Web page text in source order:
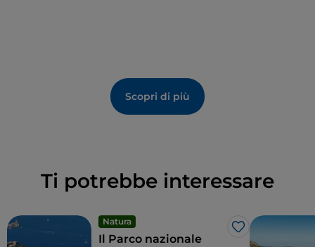
Scopri di più
Ti potrebbe interessare
Natura
Like
Il Parco nazionale